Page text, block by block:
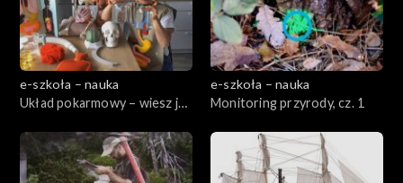
e-szkoła – nauka
Układ pokarmowy – wiesz jak
e-szkoła – nauka
Monitoring przyrody, cz. 1